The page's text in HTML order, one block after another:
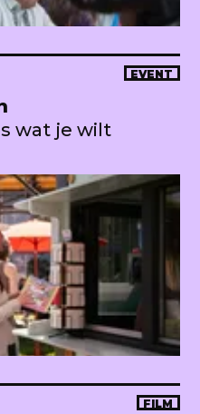
EVENT
wat je wilt
FILM